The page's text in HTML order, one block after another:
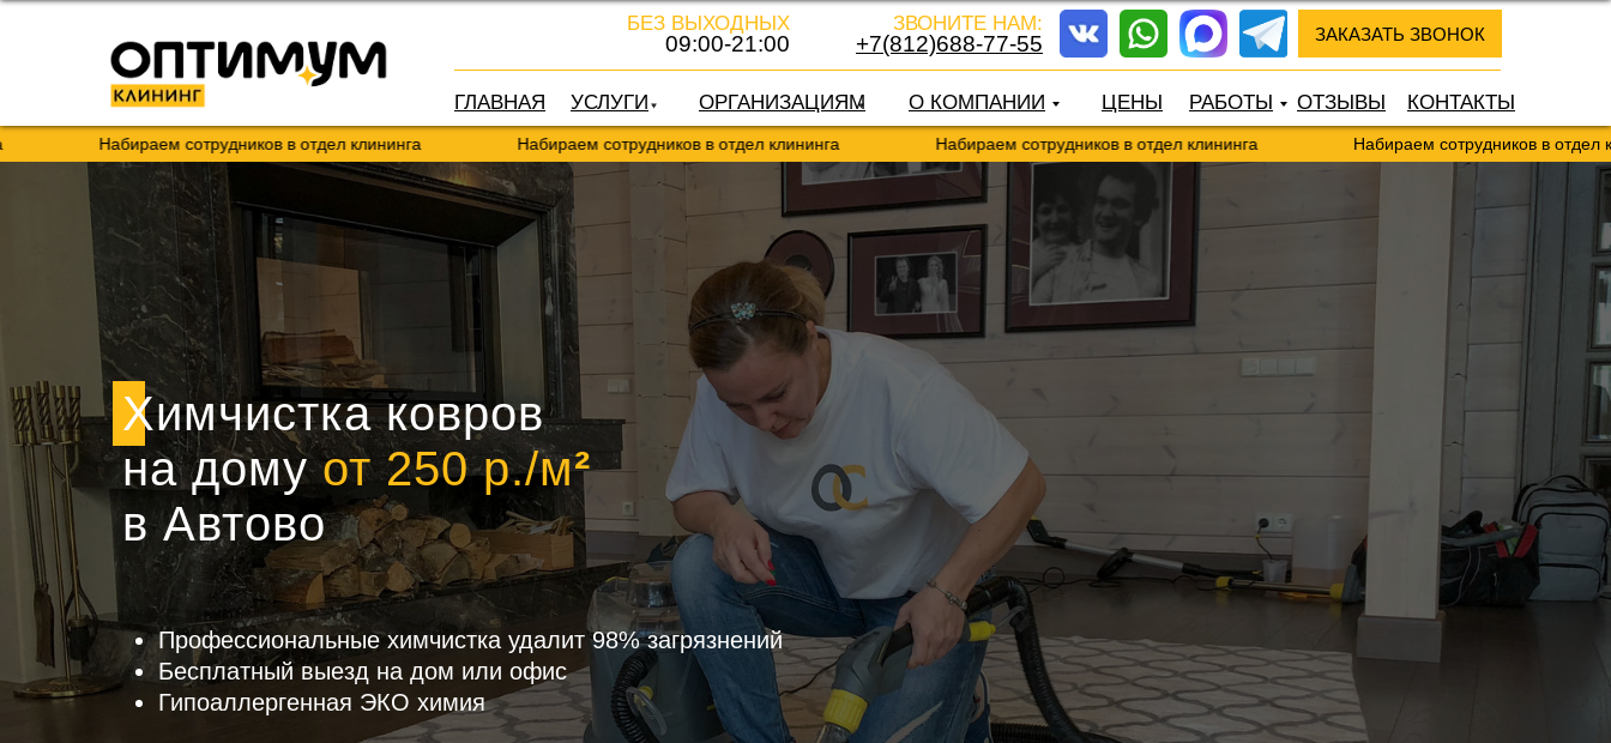
УСЛУГИ
ЗАКАЗАТЬ ЗВОНОК
ГЛАВНАЯ ОРГАНИЗАЦИЯМ ЦЕНЫ РАБОТЫ КОНТАКТЫ
О КОМПАНИИ ОТЗЫВЫ
ЗВОНИТЕ НАМ:
+7(812)688-77-55
БЕЗ ВЫХОДНЫХ
09:00-21:00
Набираем сотрудников в отдел клининга Набираем сотрудников в отдел клининга Набираем сотрудников в отдел клининга Набираем сотрудников в отдел клининга
Профессиональные химчистка удалит 98% загрязнений
Бесплатный выезд на дом или офис
Гипоаллергенная ЭКО химия
Химчистка ковров
на домуот 250 р./м²
в Автово